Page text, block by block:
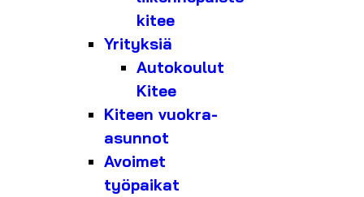
kitee
Yrityksiä
Autokoulut
Kitee
Kiteen vuokra-
asunnot
Avoimet
työpaikat